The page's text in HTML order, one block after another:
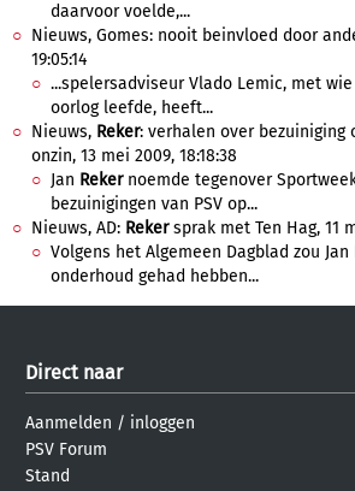
daarvoor voelde,...
Nieuws, Gomes: nooit beinvloed door
19:05:14
...spelersadviseur Vlado Lemic, met wie
oorlog leefde, heeft...
Nieuws, Reker: verhalen over bezuiniging
onzin, 13 mei 2009, 18:18:38
Jan Rekernoemde tegenover
bezuinigingen van PSV op...
Nieuws, AD: Rekersprak met Ten Hag, 11
Volgens het Algemeen Dagblad zou Jan
onderhoud gehad hebben...
Direct naar
Aanmelden / inloggen
PSV Forum
Stand